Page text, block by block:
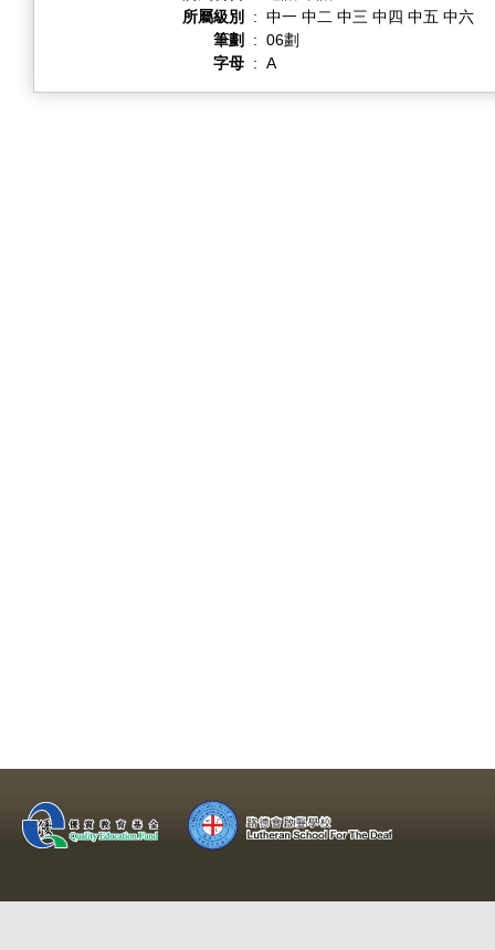
所屬級別
: 中一 中二 中三 中四 中五 中六
筆劃
: 06劃
字母 : A